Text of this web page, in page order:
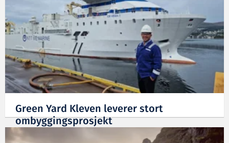
Green Yard Kleven leverer stort
ombyggingsprosjekt
20.09.2024